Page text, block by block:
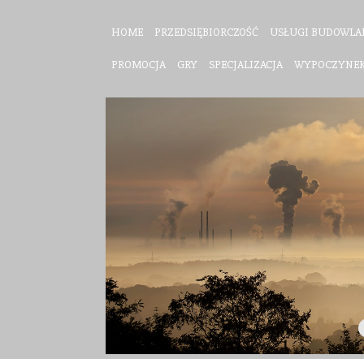
HOME PRZEDSIĘBIORCZOŚĆ USŁUGI
PROMOCJA GRY SPECJALIZACJA